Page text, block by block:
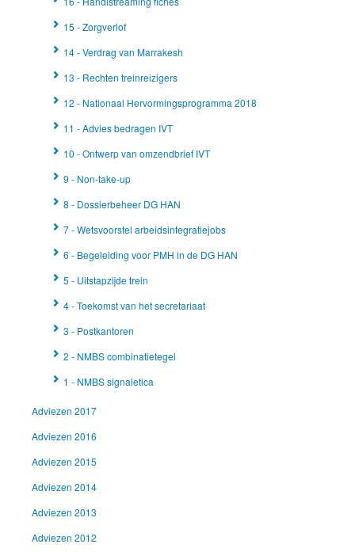
15 - Zorgverlof
14 - Verdrag van Marrakesh
13 - Rechten treinreizigers
12 - Nationaal Hervormingsprogramma 2018
11 - Advies bedragen IVT
10 - Ontwerp van omzendbrief IVT
9 - Non-take-up
8 - Dossierbeheer DG HAN
7 - Wetsvoorstel arbeidsintegratiejobs
6 - Begeleiding voor PMH in de DG HAN
5 - Uitstapzijde trein
4 - Toekomst van het secretariaat
3 - Postkantoren
2 - NMBS combinatietegel
1 - NMBS signaletica
Adviezen 2017
Adviezen 2016
Adviezen 2015
Adviezen 2014
Adviezen 2013
Adviezen 2012